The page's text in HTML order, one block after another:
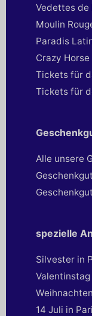
Vedettes de
Moulin
Paradis
Crazy Horse
Tickets für
Tickets für
Alle unsere
spezielle
Silvester in
14 Juli in